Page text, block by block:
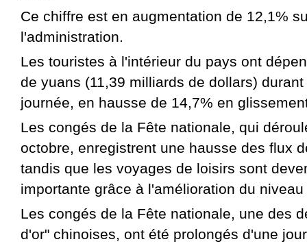
Ce chiffre est en augmentation de 12,1%
l'administration.
Les touristes à l'intérieur du pays ont
de yuans (11,39 milliards de dollars)
journée, en hausse de 14,7% en
Les congés de la Fête nationale, qui
octobre, enregistrent une hausse des flux
tandis que les voyages de loisirs sont
importante grâce à l'amélioration du
Les congés de la Fête nationale, une des
d'or" chinoises, ont été prolongés d'une